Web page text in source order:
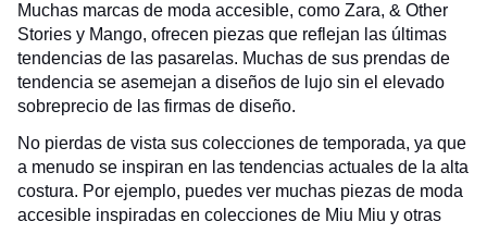
Muchas marcas de moda accesible, como Zara, & Other
Stories y Mango, ofrecen piezas que reflejan las últimas
tendencias de las pasarelas. Muchas de sus prendas de
tendencia se asemejan a diseños de lujo sin el elevado
sobreprecio de las firmas de diseño.
No pierdas de vista sus colecciones de temporada, ya que
a menudo se inspiran en las tendencias actuales de la alta
costura. Por ejemplo, puedes ver muchas piezas de moda
accesible inspiradas en colecciones de Miu Miu y otras